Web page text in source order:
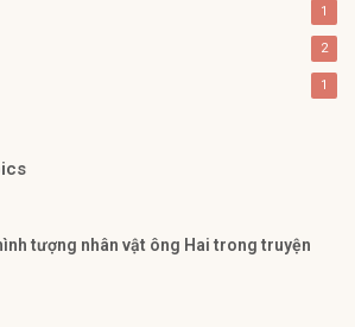
1
2
1
tượng nhân vật ông Hai trong truyện